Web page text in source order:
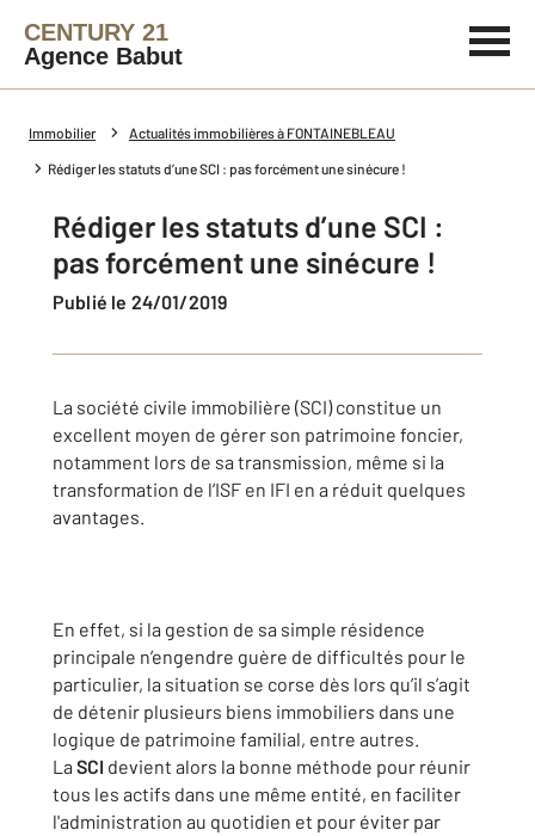
CENTURY 21
Agence Babut
Immobilier Actualités immobilières à FONTAINEBLEAU
Rédiger les statuts d’une SCI : pas forcément une sinécure !
Rédiger les statuts d’une SCI :
pas forcément une sinécure !
Publié le 24/01/2019
La société civile immobilière (SCI) constitue un
excellent moyen de gérer son patrimoine foncier,
notamment lors de sa transmission, même si la
transformation de l’ISF en IFI en a réduit quelques
avantages.
En effet, si la gestion de sa simple résidence
principale n’engendre guère de difficultés pour le
particulier, la situation se corse dès lors qu’il s’agit
de détenir plusieurs biens immobiliers dans une
logique de patrimoine familial, entre autres.
La SCI devient alors la bonne méthode pour réunir
tous les actifs dans une même entité, en faciliter
l'administration au quotidien et pour éviter par